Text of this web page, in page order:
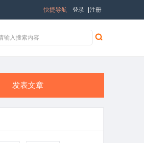
登录 注册
快捷导航
发表文章